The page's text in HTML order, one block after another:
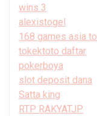
wins 3
alexistogel
168 games asia
tokektoto daftar
pokerboya
slot deposit dana
Satta king
RTP RAKYATJP